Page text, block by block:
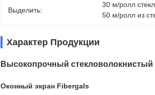
Выделить:
30 м/ролл
50 м/ролл из
Характер Продукции
Высокопрочный стекловолокнистый
Оконный экран Fibergals